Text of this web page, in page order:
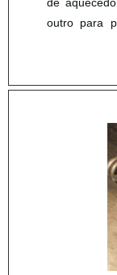
de
outro para
para
aquecedor
para sua